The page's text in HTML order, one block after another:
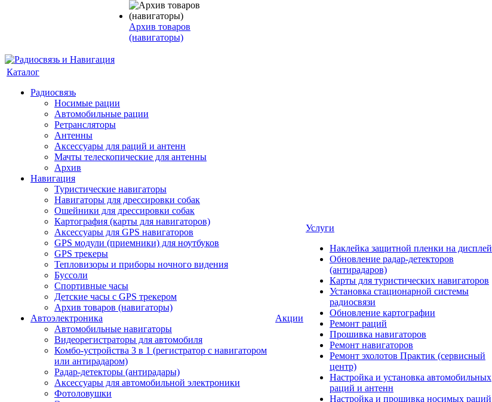
Архив товаров
(навигаторы)
Каталог
Радиосвязь
Носимые рации
Автомобильные рации
Ретрансляторы
Антенны
Аксессуары для раций и антенн
Мачты телескопические для антенны
Архив
Навигация
Туристические навигаторы
Навигаторы для дрессировки собак
Ошейники для дрессировки собак
Картография (карты для навигаторов)
Аксессуары для GPS навигаторов
GPS модули (приемники) для ноутбуков
GPS трекеры
Тепловизоры и приборы ночного видения
Буссоли
Спортивные часы
Детские часы с GPS трекером
Архив товаров (навигаторы)
Автоэлектроника
Автомобильные навигаторы
Видеорегистраторы для автомобиля
Комбо-устройства 3 в 1 (регистратор с навигатором
или антирадаром)
Радар-детекторы (антирадары)
Аксессуары для автомобильной электроники
Фотоловушки
Акции
Услуги
Наклейка защитной пленки на дисплей
Обновление радар-детекторов
(антирадаров)
Карты для туристических навигаторов
Установка стационарной системы
радиосвязи
Обновление картографии
Ремонт раций
Прошивка навигаторов
Ремонт навигаторов
Ремонт эхолотов Практик (сервисный
центр)
Настройка и установка автомобильных
раций и антенн
Настройка и прошивка носимых раций